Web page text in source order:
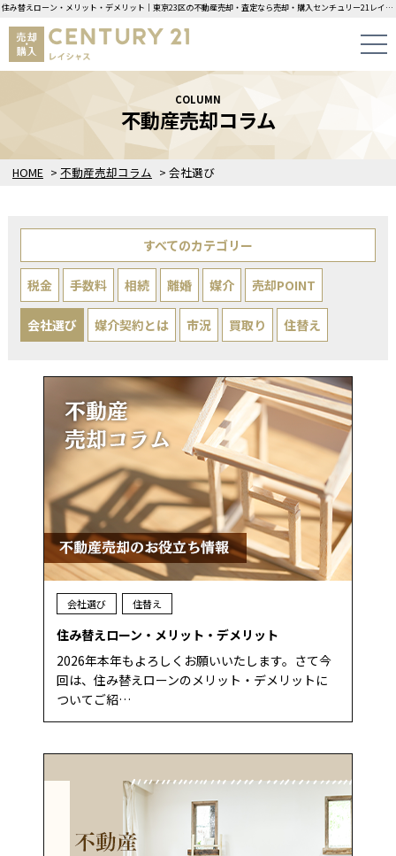
住み替えローン・メリット・デメリット｜東京23区の不動産売却・査定なら売却・購入センチュリー21レイシャスにお任せください！
HOME > 不動産売却コラム > 会社選び
COLUMN
不動産売却コラム
すべてのカテゴリー
税金 手数料 相続 離婚 媒介 売却POINT
会社選び 媒介契約とは 市況 買取り 住替え
会社選び 住替え
住み替えローン・メリット・デメリット
2026年本年もよろしくお願いいたします。さて今
回は、住み替えローンのメリット・デメリットに
ついてご紹…